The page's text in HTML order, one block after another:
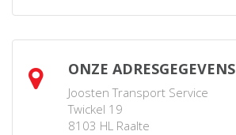
ONZE ADRESGEGEVENS
Joosten Transport Service
Twickel 19
8103 HL Raalte